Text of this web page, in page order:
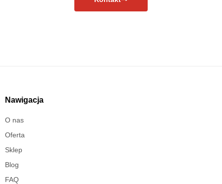
Nawigacja
O nas
Oferta
Sklep
Blog
FAQ